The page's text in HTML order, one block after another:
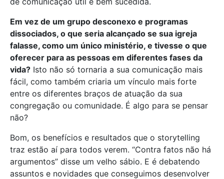
Em vez de um grupo desconexo e programas
dissociados, o que seria alcançado se sua igreja
falasse, como um único ministério, e tivesse o que
oferecer para as pessoas em diferentes fases da
vida? Isto não só tornaria a sua comunicação mais
fácil, como também criaria um vínculo mais forte
entre os diferentes braços de atuação da sua
congregação ou comunidade. É algo para se pensar
não?
Bom, os benefícios e resultados que o storytelling
traz estão aí para todos verem. “Contra fatos não há
argumentos” disse um velho sábio. E é debatendo
assuntos e novidades que conseguimos desenvolver